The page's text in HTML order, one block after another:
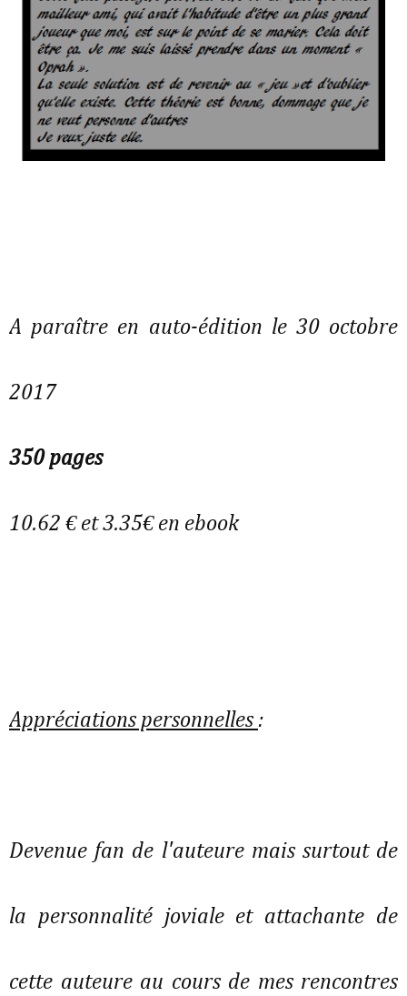
A paraître en auto-édition le 30 octobre
2017
350 pages
10.62 € et 3.35€ en ebook
Appréciations personnelles :
Devenue fan de l'auteure mais surtout de
la personnalité joviale et attachante de
cette auteure au cours de mes rencontres